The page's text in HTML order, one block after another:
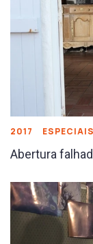
2017 ESPECIAIS
Abertura